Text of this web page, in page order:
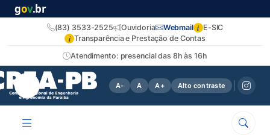
gov.br
Atendimento: presencial das 8h às 16h
(83) 3533-2525 Ouvidoria Webmail i E-SIC
i Transparência e Prestação de Contas
A- A A+ Alto contraste